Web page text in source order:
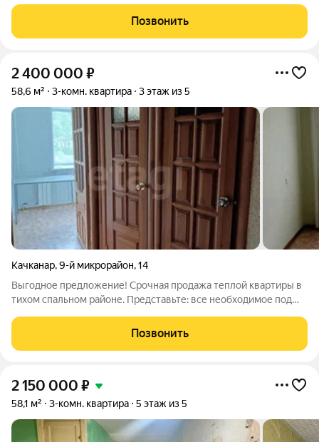
подойдёт тем, кто ценит комфорт и удобство расположения
жилья. Просторная жилая зона
Позвонить
2 400 000 ₽
58,6 м² 3-комн. квартира 3 этаж из 5
Качканар,9-й микрорайон,14
Выгодное предложение! Срочная продажа теплой квартиры в
тихом спальном районе. Представьте: все необходимое под
ежедневных покупок. Любите спорт? Стадион "Горняк" и
Дворец Спорта совсем рядом.
Позвонить
2 150 000 ₽
58,1 м² 3-комн. квартира 5 этаж из 5